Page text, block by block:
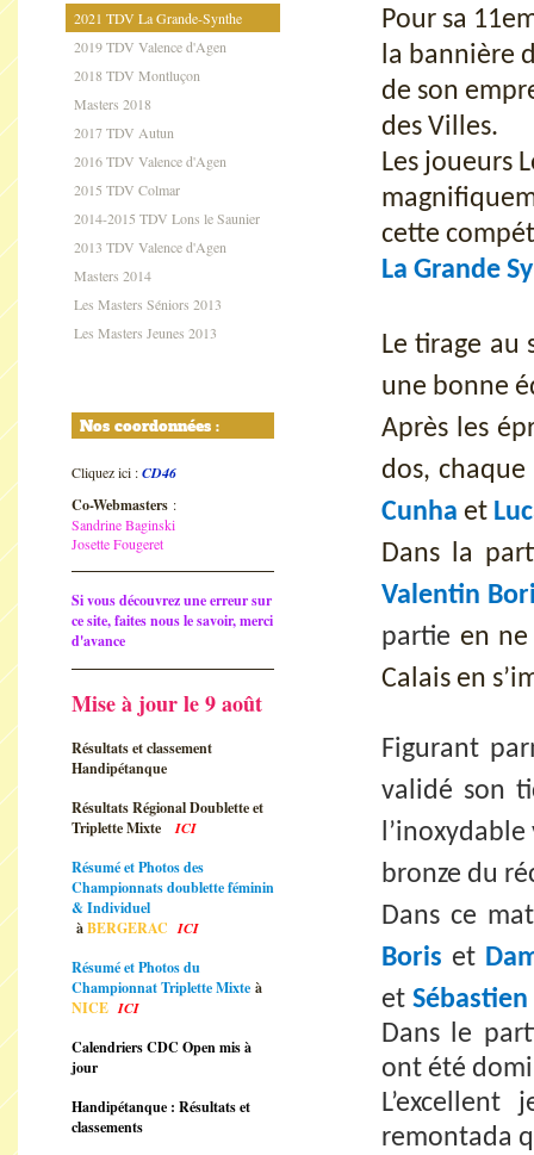
2021 TDV La Grande-Synthe
2019 TDV Valence d'Agen
2018 TDV Montluçon
Masters 2018
2017 TDV Autun
2016 TDV Valence d'Agen
2015 TDV Colmar
2014-2015 TDV Lons le Saunier
2013 TDV Valence d'Agen
Masters 2014
Les Masters Séniors 2013
Les Masters Jeunes 2013
Nos coordonnées :
Cliquez ici :CD46
Co-Webmasters :
Sandrine Baginski
Josette Fougeret
Si vous découvrez une erreur sur
ce site, faites nous le savoir, merci
d'avance
Mise à jour le 9 août
Résultats et classement
Handipétanque
Résultats Régional Doublette et
Triplette Mixte
ICI
Résumé et Photos des
Championnats doublette féminin
& Individuel
àBERGERACICI
Résumé et Photos du
Championnat Triplette Mixte à
NICEICI
Calendriers CDC Open mis à
jour
Handipétanque : Résultats et
classements
Pour sa
la bannière
de son
des Villes.
Les joueurs
cette
La Grande
Le tirage au
une bonne
Après les
dos,
Cunha et
Dans la
Valentin
partie en
Calais en
Figurant
validé son
bronze du
Dans ce
Boris et
et Sébastien
Dans le
ont été
remontada